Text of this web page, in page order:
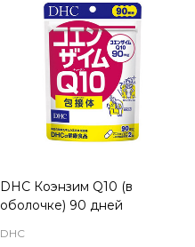
DHC Коэнзим Q10 (в
оболочке) 90 дней
DHC